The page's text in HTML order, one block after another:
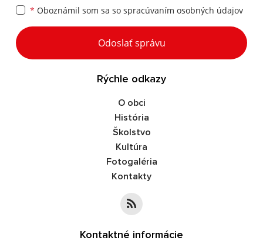
* Oboznámil som sa so spracúvaním osobných údajov
Google reCaptcha Response
Odoslať správu
Rýchle odkazy
O obci
História
Školstvo
Kultúra
Fotogaléria
Kontakty
Kontaktné informácie